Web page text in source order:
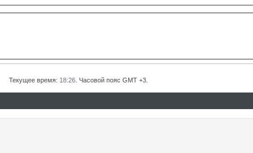
Текущее время: 18:26 . Часовой пояс GMT +3.